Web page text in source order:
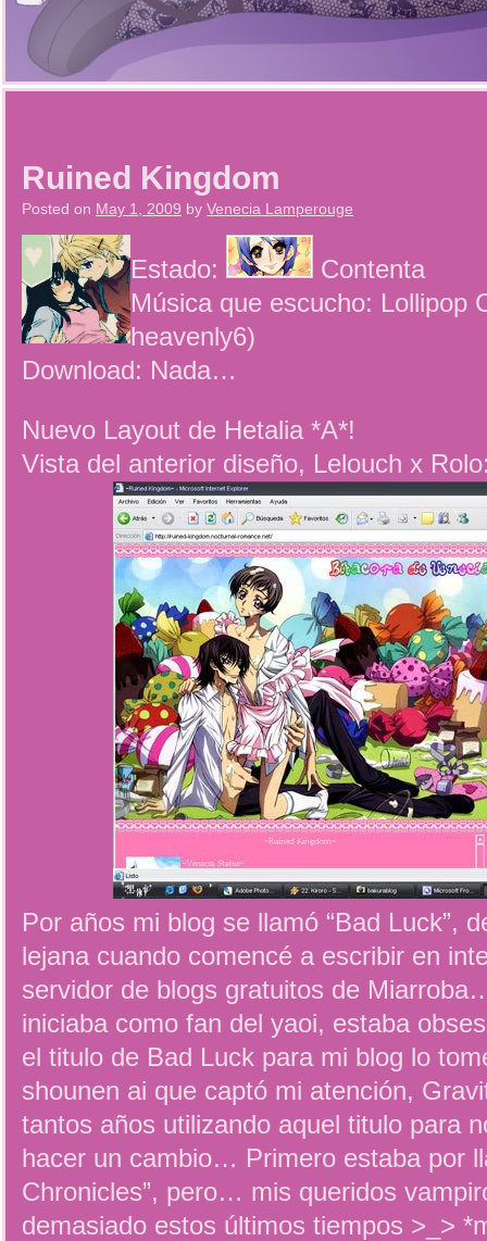
Ruined Kingdom
Posted on May 1, 2009 by Venecia Lamperouge
Estado:
Contenta
Música que escucho: Lollipop
heavenly6)
Download: Nada…
Nuevo Layout de Hetalia *A*!
Vista del anterior diseño, Lelouch x
Por años mi blog se llamó “Bad Luck”,
lejana cuando comencé a escribir en
servidor de blogs gratuitos de
iniciaba como fan del yaoi, estaba
el titulo de Bad Luck para mi blog lo
shounen ai que captó mi atención,
tantos años utilizando aquel titulo para
hacer un cambio… Primero estaba por
Chronicles”, pero… mis queridos
demasiado estos últimos tiempos >_>